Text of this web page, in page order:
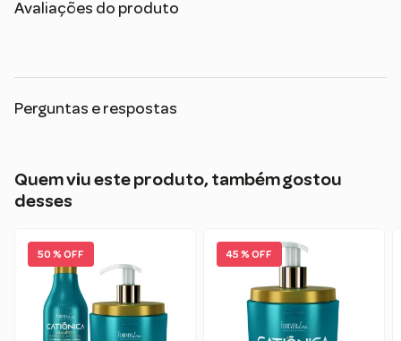
Avaliações do produto
Perguntas e respostas
Quem viu este produto, também gostou
desses
50 % OFF 45 % OFF